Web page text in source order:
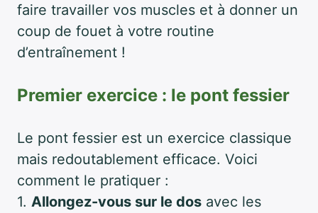
faire travailler vos muscles et à donner un
coup de fouet à votre routine
d’entraînement !
Premier exercice : le pont fessier
Le pont fessier est un exercice classique
mais redoutablement efficace. Voici
comment le pratiquer :
1. Allongez-vous sur le dos avec les